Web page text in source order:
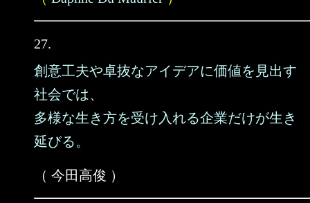
27.
創意工夫や卓抜なアイデアに価値を見出す
社会では、
多様な生き方を受け入れる企業だけが生き
延びる。
（ 今田高俊 ）